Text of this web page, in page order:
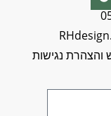
והצהרת נגישות